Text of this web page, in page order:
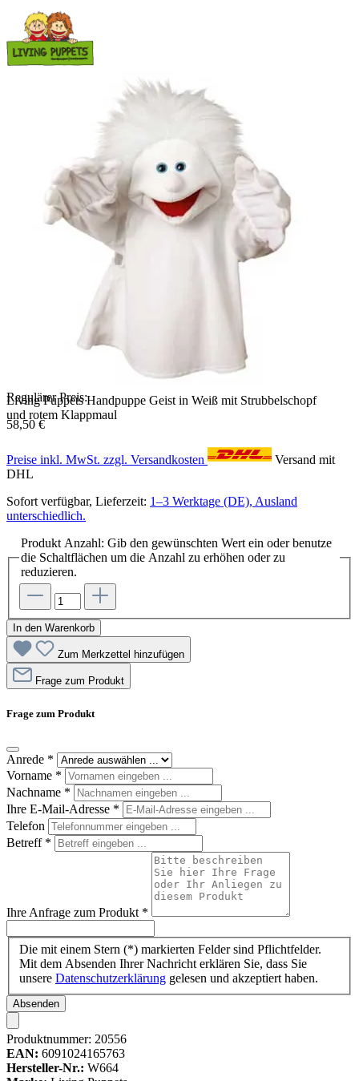
Living Puppets Handpuppe Geist in Weiß mit Strubbelschopf
und rotem Klappmaul
Regulärer Preis:
58,50 €
Preise inkl. MwSt. zzgl. Versandkosten
Versand mit
DHL
Sofort verfügbar, Lieferzeit: 1–3 Werktage (DE), Ausland
unterschiedlich.
Produkt Anzahl: Gib den gewünschten Wert ein oder benutze
die Schaltflächen um die Anzahl zu erhöhen oder zu
reduzieren.
In den Warenkorb
Zum Merkzettel hinzufügen
Frage zum Produkt
Frage zum Produkt
Anrede *
Vorname *
Nachname *
Ihre E-Mail-Adresse *
Telefon
Betreff *
Ihre Anfrage zum Produkt *
Die mit einem Stern (*) markierten Felder sind Pflichtfelder.
Mit dem Absenden Ihrer Nachricht erklären Sie, dass Sie
unsere Datenschutzerklärung gelesen und akzeptiert haben.
Absenden
Produktnummer: 20556
EAN: 6091024165763
Hersteller-Nr.: W664